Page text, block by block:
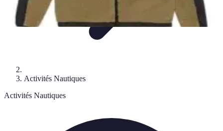
Activités Nautiques
Activités Nautiques